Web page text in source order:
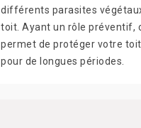
différents parasites
toit. Ayant un rôle préventif,
permet de protéger votre
pour de longues périodes.